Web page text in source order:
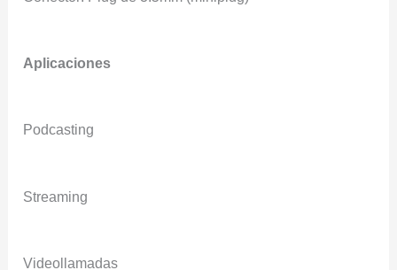
Aplicaciones
Podcasting
Streaming
Videollamadas